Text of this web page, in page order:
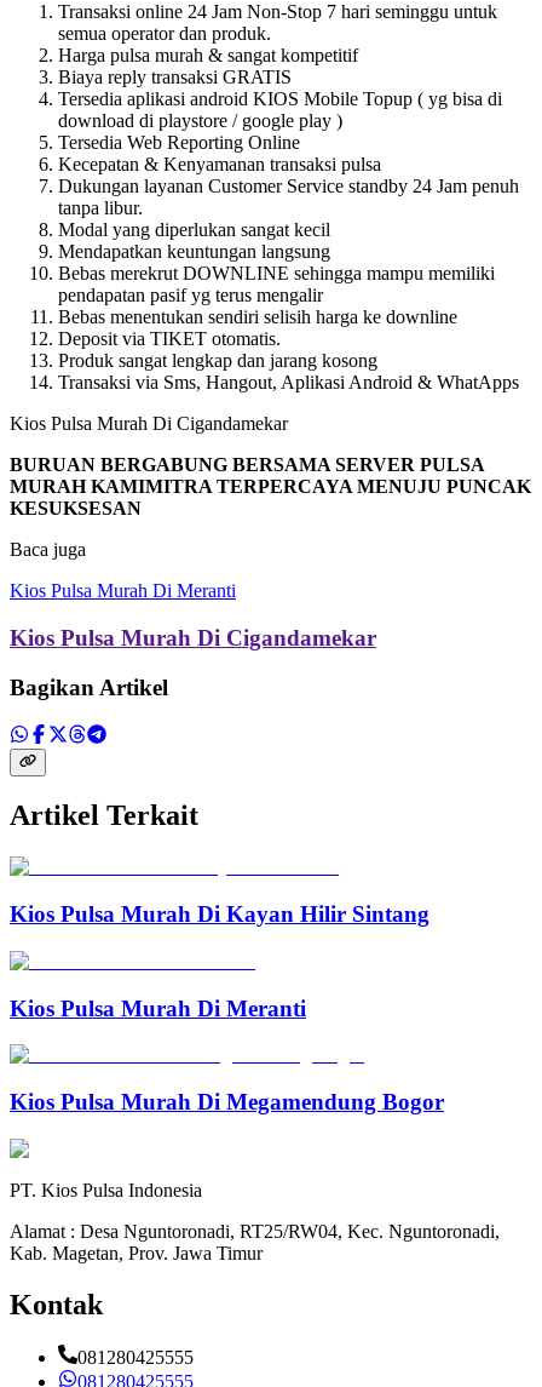
Transaksi online 24 Jam Non-Stop 7 hari seminggu untuk
semua operator dan produk.
Harga pulsa murah & sangat kompetitif
Biaya reply transaksi GRATIS
Tersedia aplikasi android KIOS Mobile Topup ( yg bisa di
download di playstore / google play )
Tersedia Web Reporting Online
Kecepatan & Kenyamanan transaksi pulsa
Dukungan layanan Customer Service standby 24 Jam penuh
tanpa libur.
Modal yang diperlukan sangat kecil
Mendapatkan keuntungan langsung
Bebas merekrut DOWNLINE sehingga mampu memiliki
pendapatan pasif yg terus mengalir
Bebas menentukan sendiri selisih harga ke downline
Deposit via TIKET otomatis.
Produk sangat lengkap dan jarang kosong
Transaksi via Sms, Hangout, Aplikasi Android & WhatApps
Kios Pulsa Murah Di Cigandamekar
BURUAN BERGABUNG BERSAMA SERVER PULSA
MURAH KAMIMITRA TERPERCAYA MENUJU PUNCAK
KESUKSESAN
Baca juga
Kios Pulsa Murah Di Meranti
Kios Pulsa Murah Di Cigandamekar
Bagikan Artikel
Artikel Terkait
Kios Pulsa Murah Di Kayan Hilir Sintang
Kios Pulsa Murah Di Meranti
Kios Pulsa Murah Di Megamendung Bogor
PT. Kios Pulsa Indonesia
Alamat : Desa Nguntoronadi, RT25/RW04, Kec. Nguntoronadi,
Kab. Magetan, Prov. Jawa Timur
Kontak
081280425555
081280425555